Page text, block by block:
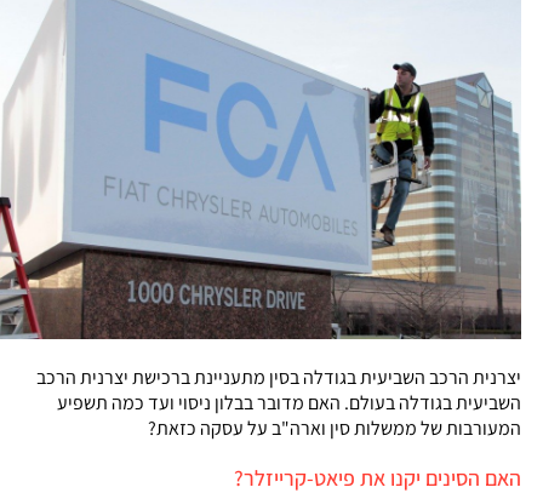
יצרנית הרכב השביעית בגודלה בסין מתעניינת ברכישת יצרנית הרכב
השביעית בגודלה בעולם. האם מדובר בבלון ניסוי ועד כמה תשפיע
המעורבות של ממשלות סין וארה"ב על עסקה כזאת?
האם הסינים יקנו את פיאט-קרייזלר?